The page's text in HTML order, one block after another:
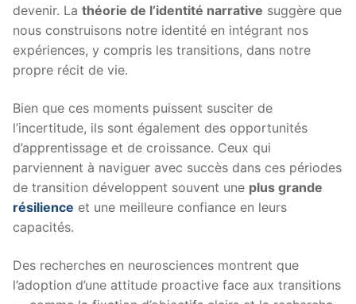
devenir. La théorie de l’identité narrative suggère que
nous construisons notre identité en intégrant nos
expériences, y compris les transitions, dans notre
propre récit de vie.
Bien que ces moments puissent susciter de
l’incertitude, ils sont également des opportunités
d’apprentissage et de croissance. Ceux qui
parviennent à naviguer avec succès dans ces périodes
de transition développent souvent une plus grande
résilience et une meilleure confiance en leurs
capacités.
Des recherches en neurosciences montrent que
l’adoption d’une attitude proactive face aux transitions